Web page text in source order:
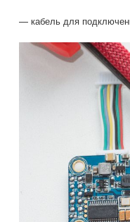
— кабель для